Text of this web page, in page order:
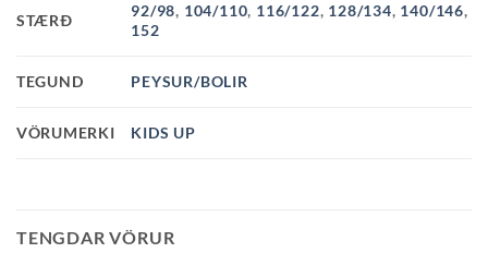
STÆRÐ
92/98, 104/110, 116/122, 128/134, 140/146,
152
TEGUND PEYSUR/BOLIR
VÖRUMERKI KIDS UP
TENGDAR VÖRUR